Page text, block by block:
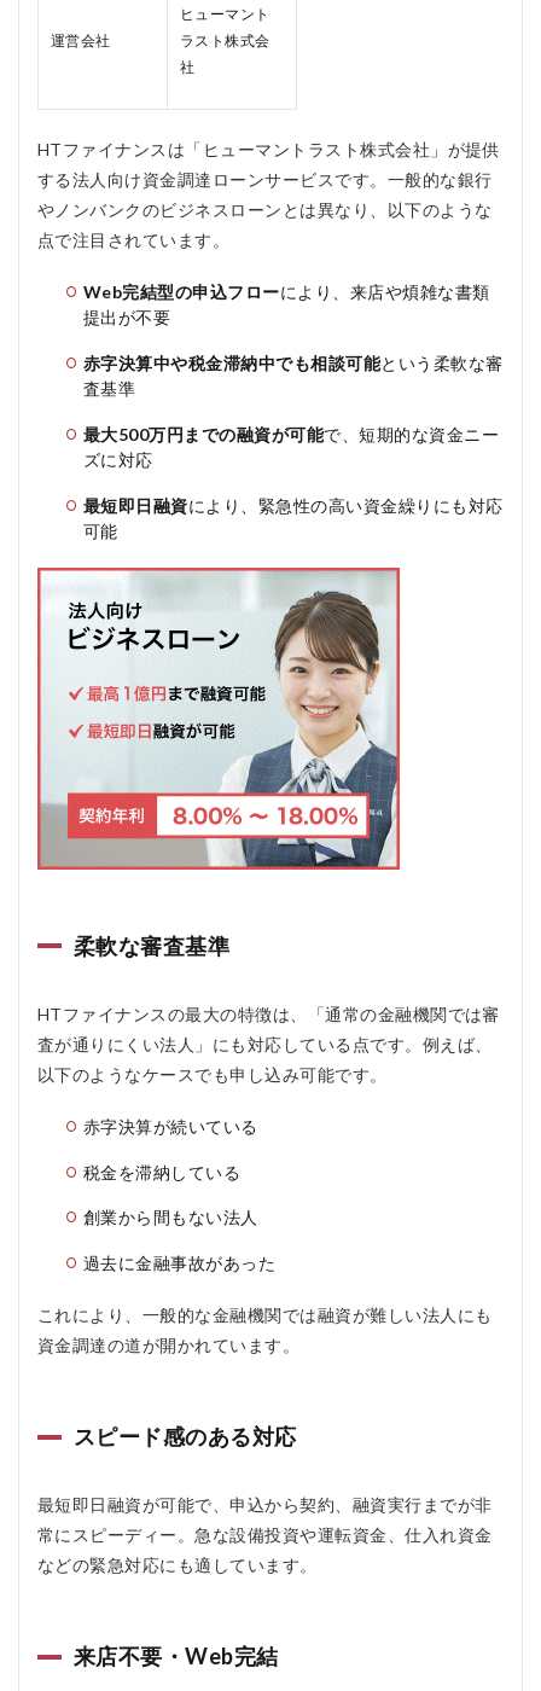
1.4
額500
2
HT
ファ
イナ
コ
ミ、
2.1
ァイ
ナン
スの
悪い
口コ
ミ
2.2
HTフ
ァイ
ナン
スの
良い
口コ
ミ
3
HT
ファ
イナ
ンス
似サ
ービ
ス、
商品
違い
HT
イナ
のメ
ト、
デメ
リッ
メリ
5.2
デメ
リッ
ト
フ
運営会社
ヒューマント
ラスト株式会
社
HTファイナンスは「ヒューマントラスト株式会社」が提供
する法人向け資金調達ローンサービスです。一般的な銀行
やノンバンクのビジネスローンとは異なり、以下のような
点で注目されています。
Web完結型の申込フローにより、来店や煩雑な書類
提出が不要
赤字決算中や税金滞納中でも相談可能という柔軟な審
査基準
最大500万円までの融資が可能で、短期的な資金ニー
ズに対応
最短即日融資により、緊急性の高い資金繰りにも対応
可能
柔軟な審査基準
HTファイナンスの最大の特徴は、「通常の金融機関では審
査が通りにくい法人」にも対応している点です。例えば、
以下のようなケースでも申し込み可能です。
赤字決算が続いている
税金を滞納している
創業から間もない法人
過去に金融事故があった
これにより、一般的な金融機関では融資が難しい法人にも
資金調達の道が開かれています。
スピード感のある対応
最短即日融資が可能で、申込から契約、融資実行までが非
常にスピーディー。急な設備投資や運転資金、仕入れ資金
などの緊急対応にも適しています。
来店不要・Web完結